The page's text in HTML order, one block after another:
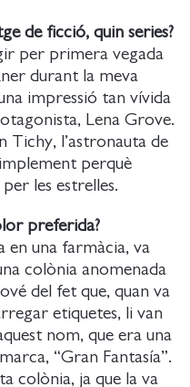
de ficció, quin series?
per primera vegada
durant la meva
impressió tan vívida
Lena Grove.
Tichy, l’astronauta de
perquè
les estrelles.
preferida?
en una farmàcia, va
colònia anomenada
del fet que, quan va
etiquetes, li van
nom, que era una
“Gran Fantasía”.
colònia, ja que la va